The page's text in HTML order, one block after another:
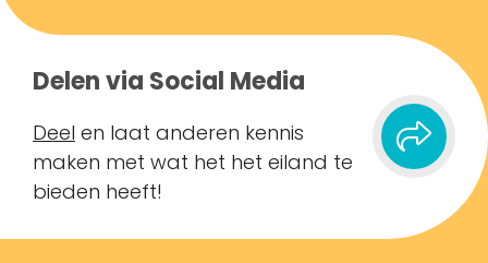
Delen via Social Media
Deel en laat anderen kennis
maken met wat het het eiland te
bieden heeft!